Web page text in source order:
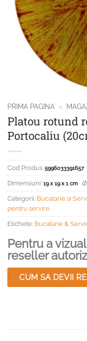
PRIMA PAGINA »
Platou rotund
Portocaliu
Cod Produs: 5996033391657
Dimensiuni: 19 x 19 x 1 cm
Categorii: Bucatarie si
pentru servire
Etichete: Bucatarie &
Pentru a
reseller
CUM SA DEVII